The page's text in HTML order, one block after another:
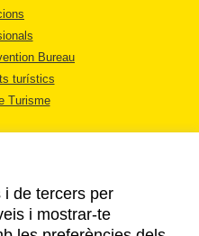
Bureau
turístics
Turisme
i de tercers per
i mostrar-te